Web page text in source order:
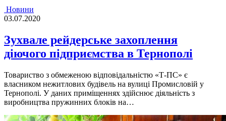
Новини
03.07.2020
Зухвале рейдерське захоплення
діючого підприємства в Тернополі
Товариство з обмеженою відповідальністю «Т-ПС» є
власником нежитлових будівель на вулиці Промисловій у
Тернополі. У даних приміщеннях здійснює діяльність з
виробництва пружинних блоків на…